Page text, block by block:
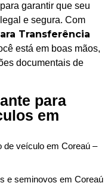
para garantir que seu
e segura. Com
Transferência
está em boas mãos,
documentais de
para
em
de veículo em Coreaú –
e seminovos em Coreaú